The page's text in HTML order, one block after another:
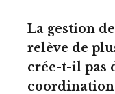
La gestion
relève de
crée-t-il pas
coordination